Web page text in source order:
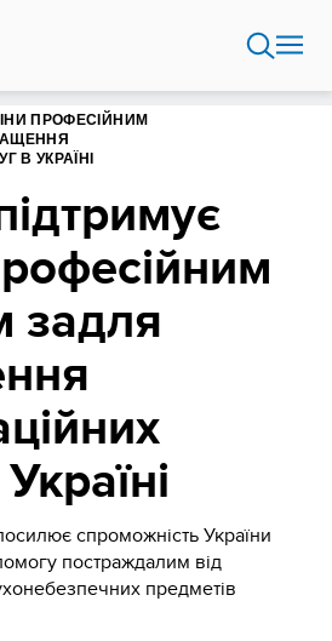
ПРОФЕСІЙНИМ
В УКРАЇНІ
задля
спроможність України
постраждалим від
предметів